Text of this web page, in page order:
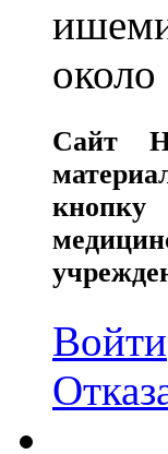
Сайт
кнопку
Войти